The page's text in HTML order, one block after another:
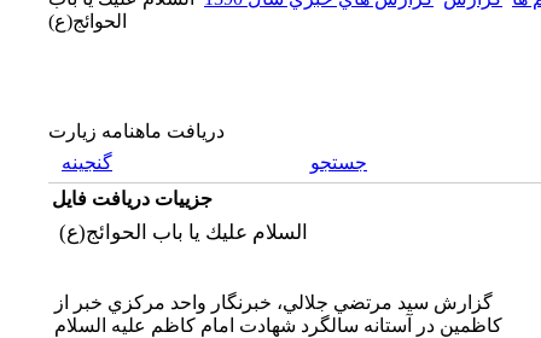
الحوائج(ع)
دریافت ماهنامه زیارت
گنجینه
جستجو
جزییات دریافت فایل
گزارش سيد مرتضي جلالي، خبرنگار واحد مركزي خبر از
كاظمين در آستانه سالگرد شهادت امام كاظم عليه السلام